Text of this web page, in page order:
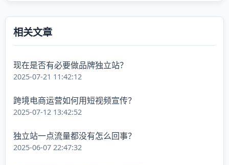
相关文章
现在是否有必要做品牌独立站？
2025-07-21 11:42:12
跨境电商运营如何用短视频宣传？
2025-07-12 13:42:52
独立站一点流量都没有怎么回事？
2025-06-07 22:47:32